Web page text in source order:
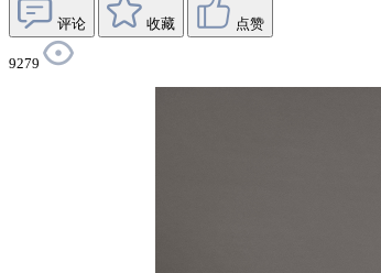
评论 收藏 点赞
9279